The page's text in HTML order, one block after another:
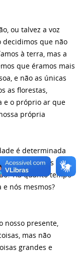
ou talvez a voz
que não
à terra, mas a
que éramos mais
e não as únicas
as florestas,
e o próprio ar que
própria
é determinada
não podemos
Há quanto tempo
nós mesmos?
nosso presente,
mas não
grandes e